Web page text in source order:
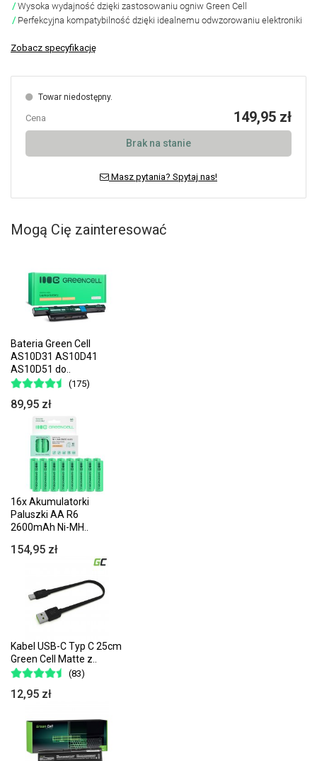
Wysoka wydajność dzięki zastosowaniu ogniw Green Cell
Perfekcyjna kompatybilność dzięki idealnemu odwzorowaniu elektroniki
Zobacz specyfikację
Towar niedostępny.
Cena 149,95 zł
Brak na stanie
Masz pytania? Spytaj nas!
Mogą Cię zainteresować
Bateria Green Cell
AS10D31 AS10D41
AS10D51 do..
(175)
89,95 zł
16x Akumulatorki
Paluszki AA R6
2600mAh Ni-MH..
154,95 zł
Kabel USB-C Typ C 25cm
Green Cell Matte z..
(83)
12,95 zł